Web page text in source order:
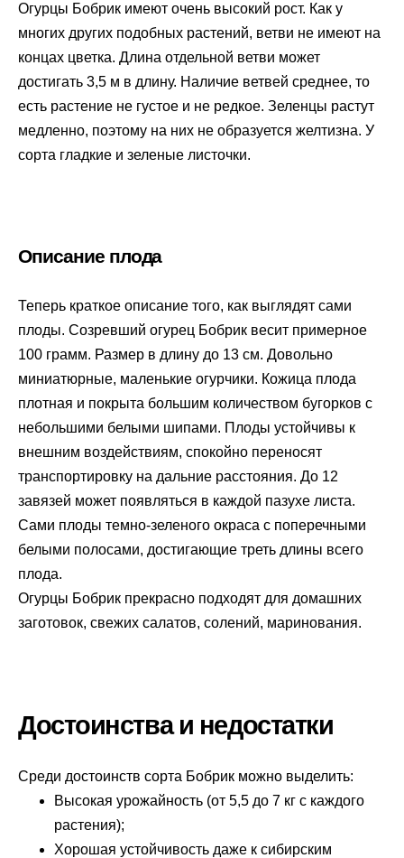
Огурцы Бобрик имеют очень высокий рост. Как у
многих других подобных растений, ветви не имеют на
концах цветка. Длина отдельной ветви может
достигать 3,5 м в длину. Наличие ветвей среднее, то
есть растение не густое и не редкое. Зеленцы растут
медленно, поэтому на них не образуется желтизна. У
сорта гладкие и зеленые листочки.
Описание плода
Теперь краткое описание того, как выглядят сами
плоды. Созревший огурец Бобрик весит примерное
100 грамм. Размер в длину до 13 см. Довольно
миниатюрные, маленькие огурчики. Кожица плода
плотная и покрыта большим количеством бугорков с
небольшими белыми шипами. Плоды устойчивы к
внешним воздействиям, спокойно переносят
транспортировку на дальние расстояния. До 12
завязей может появляться в каждой пазухе листа.
Сами плоды темно-зеленого окраса с поперечными
белыми полосами, достигающие треть длины всего
плода.
Огурцы Бобрик прекрасно подходят для домашних
заготовок, свежих салатов, солений, маринования.
Достоинства и недостатки
Среди достоинств сорта Бобрик можно выделить:
Высокая урожайность (от 5,5 до 7 кг с каждого
растения);
Хорошая устойчивость даже к сибирским